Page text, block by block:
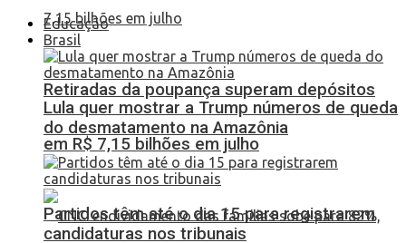
Retiradas da poupança superam depósitos
em R$ 7,15 bilhões em julho
Educação
Brasil
Lula quer mostrar a Trump números de queda
do desmatamento na Amazônia
Partidos têm até o dia 15 para registrarem
candidaturas nos tribunais